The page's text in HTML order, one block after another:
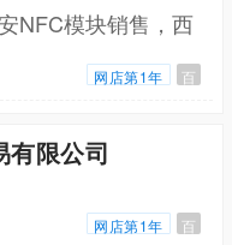
NFC模块销售，西
网店第1年 百
有限公司
网店第1年 百